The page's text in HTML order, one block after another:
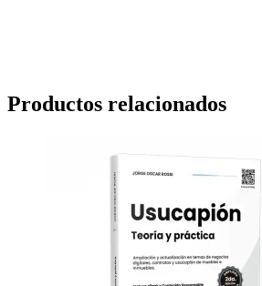
Productos relacionados